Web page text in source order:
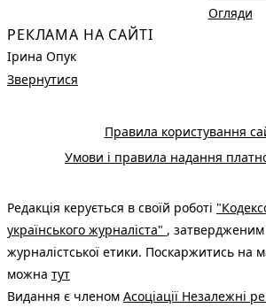
РЕКЛАМА НА САЙТІ
Ірина Опук
Звернутися
Огляди
Правила користування
Умови і правила надання
Редакція керується в своїй роботі
українського журналіста" , затвердженим
журналістської етики. Поскаржитись на
можна тут
Видання є членом Асоціації Незалежні